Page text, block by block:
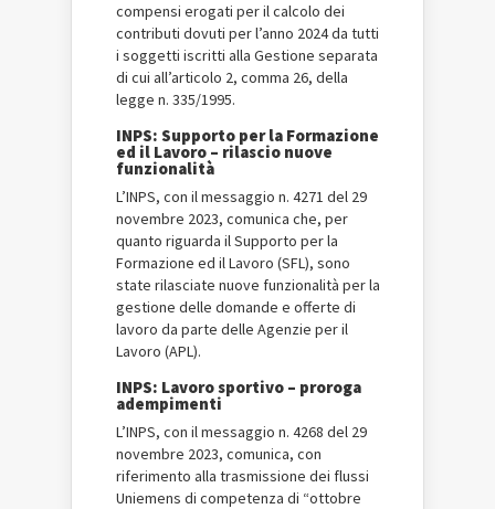
compensi erogati per il calcolo dei
contributi dovuti per l’anno 2024 da tutti
i soggetti iscritti alla Gestione separata
di cui all’articolo 2, comma 26, della
legge n. 335/1995.
INPS: Supporto per la Formazione
ed il Lavoro – rilascio nuove
funzionalità
L’INPS, con il messaggio n. 4271 del 29
novembre 2023, comunica che, per
quanto riguarda il Supporto per la
Formazione ed il Lavoro (SFL), sono
state rilasciate nuove funzionalità per la
gestione delle domande e offerte di
lavoro da parte delle Agenzie per il
Lavoro (APL).
INPS: Lavoro sportivo – proroga
adempimenti
L’INPS, con il messaggio n. 4268 del 29
novembre 2023, comunica, con
riferimento alla trasmissione dei flussi
Uniemens di competenza di “ottobre